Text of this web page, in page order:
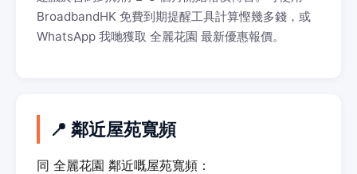
BroadbandHK 免費到期提醒工具計算慳幾多錢，或
WhatsApp 我哋獲取 全麗花園 最新優惠報價。
📍 鄰近屋苑寬頻
同 全麗花園 鄰近嘅屋苑寬頻：